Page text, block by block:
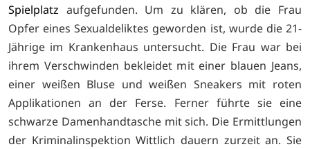
Spielplatz aufgefunden. Um zu klären, ob die Frau
Opfer eines Sexualdeliktes geworden ist, wurde die 21-
Jährige im Krankenhaus untersucht. Die Frau war bei
ihrem Verschwinden bekleidet mit einer blauen Jeans,
einer weißen Bluse und weißen Sneakers mit roten
Applikationen an der Ferse. Ferner führte sie eine
schwarze Damenhandtasche mit sich. Die Ermittlungen
der Kriminalinspektion Wittlich dauern zurzeit an. Sie